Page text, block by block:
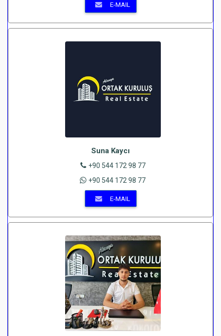
E-MAIL
Suna Kaycı
+90 544 172 98 77
+90 544 172 98 77
E-MAIL